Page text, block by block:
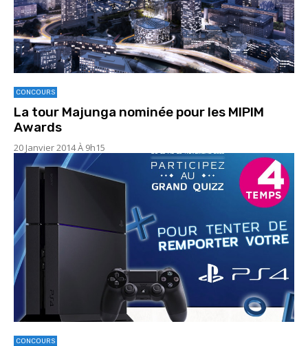
CONCOURS
La tour Majunga nominée pour les MIPIM
Awards
20 Janvier 2014 À 9h15
CONCOURS